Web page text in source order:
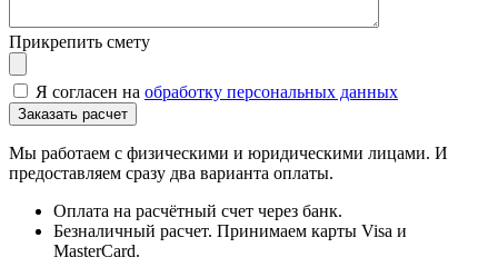
Прикрепить смету
Я согласен на обработку персональных данных
Мы работаем с физическими и юридическими лицами. И
предоставляем сразу два варианта оплаты.
Оплата на расчётный счет через банк.
Безналичный расчет. Принимаем карты Visa и
MasterCard.